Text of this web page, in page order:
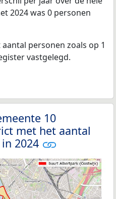
2024 was 0 personen
personen zoals op 1
vastgelegd.
10
met het aantal
2024